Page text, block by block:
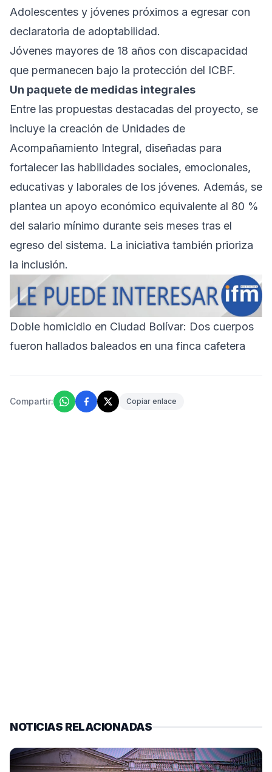
Adolescentes y jóvenes próximos a egresar con
declaratoria de adoptabilidad.
Jóvenes mayores de 18 años con discapacidad
que permanecen bajo la protección del ICBF.
Un paquete de medidas integrales
Entre las propuestas destacadas del proyecto, se
incluye la creación de Unidades de
Acompañamiento Integral, diseñadas para
fortalecer las habilidades sociales, emocionales,
educativas y laborales de los jóvenes. Además, se
plantea un apoyo económico equivalente al 80 %
del salario mínimo durante seis meses tras el
egreso del sistema. La iniciativa también prioriza
la inclusión.
Doble homicidio en Ciudad Bolívar: Dos cuerpos
fueron hallados baleados en una finca cafetera
Compartir: Copiar enlace
NOTICIAS RELACIONADAS